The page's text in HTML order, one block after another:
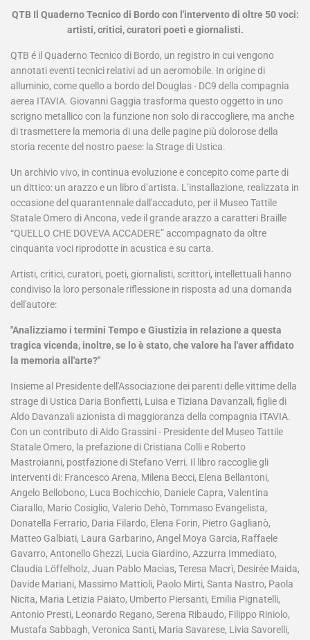
QTB Il Quaderno Tecnico di Bordo con l'intervento di oltre 50 voci:
artisti, critici, curatori poeti e giornalisti.
QTB é il Quaderno Tecnico di Bordo, un registro in cui vengono
annotati eventi tecnici relativi ad un aeromobile. In origine di
alluminio, come quello a bordo del Douglas - DC9 della compagnia
aerea ITAVIA. Giovanni Gaggia trasforma questo oggetto in uno
scrigno metallico con la funzione non solo di raccogliere, ma anche
di trasmettere la memoria di una delle pagine più dolorose della
storia recente del nostro paese: la Strage di Ustica.
Un archivio vivo, in continua evoluzione e concepito come parte di
un dittico: un arazzo e un libro d’artista. L’installazione, realizzata in
occasione del quarantennale dall'accaduto, per il Museo Tattile
Statale Omero di Ancona, vede il grande arazzo a caratteri Braille
“QUELLO CHE DOVEVA ACCADERE” accompagnato da oltre
cinquanta voci riprodotte in acustica e su carta.
Artisti, critici, curatori, poeti, giornalisti, scrittori, intellettuali hanno
condiviso la loro personale riflessione in risposta ad una domanda
dell'autore:
"Analizziamo i termini Tempo e Giustizia in relazione a questa
tragica vicenda, inoltre, se lo è stato, che valore ha l'aver affidato
la memoria all'arte?"
Insieme al Presidente dell'Associazione dei parenti delle vittime della
strage di Ustica Daria Bonfietti, Luisa e Tiziana Davanzali, figlie di
Aldo Davanzali azionista di maggioranza della compagnia ITAVIA.
Con un contributo di Aldo Grassini - Presidente del Museo Tattile
Statale Omero, la prefazione di Cristiana Colli e Roberto
Mastroianni, postfazione di Stefano Verri. Il libro raccoglie gli
interventi di: Francesco Arena, Milena Becci, Elena Bellantoni,
Angelo Bellobono, Luca Bochicchio, Daniele Capra, Valentina
Ciarallo, Mario Cosiglio, Valerio Dehò, Tommaso Evangelista,
Donatella Ferrario, Daria Filardo, Elena Forin, Pietro Gaglianò,
Matteo Galbiati, Laura Garbarino, Angel Moya Garcia, Raffaele
Gavarro, Antonello Ghezzi, Lucia Giardino, Azzurra Immediato,
Claudia Löffelholz, Juan Pablo Macìas, Teresa Macrì, Desirée Maida,
Davide Mariani, Massimo Mattioli, Paolo Mirti, Santa Nastro, Paola
Nicita, Maria Letizia Paiato, Umberto Piersanti, Emilia Pignatelli,
Antonio Presti, Leonardo Regano, Serena Ribaudo, Filippo Riniolo,
Mustafa Sabbagh, Veronica Santi, Maria Savarese, Livia Savorelli,